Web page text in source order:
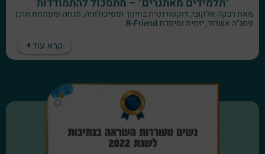
"תלמידים מאתגרים" – מתסכול להתמודדות
מאת רבקה אלקובי, דוקטורנטית בחינוך ופסיכולוגיה, מנחה ומפתחת תוכן
פסג"ה אשדוד, יזמית ומיסדת B-Friend.
קרא עוד